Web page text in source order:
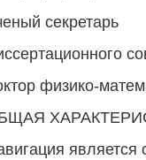
секретарь
физико-